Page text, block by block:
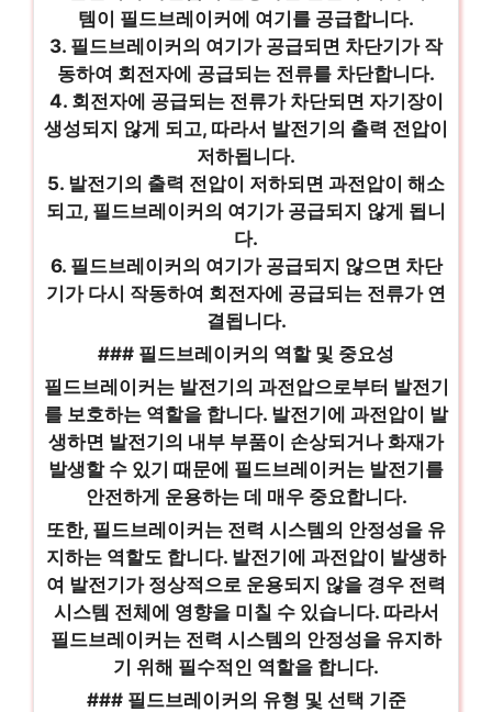
템이 필드브레이커에 여기를 공급합니다.
3. 필드브레이커의 여기가 공급되면 차단기가 작
동하여 회전자에 공급되는 전류를 차단합니다.
4. 회전자에 공급되는 전류가 차단되면 자기장이
생성되지 않게 되고, 따라서 발전기의 출력 전압이
저하됩니다.
5. 발전기의 출력 전압이 저하되면 과전압이 해소
되고, 필드브레이커의 여기가 공급되지 않게 됩니
다.
6. 필드브레이커의 여기가 공급되지 않으면 차단
기가 다시 작동하여 회전자에 공급되는 전류가 연
결됩니다.
### 필드브레이커의 역할 및 중요성
필드브레이커는 발전기의 과전압으로부터 발전기
를 보호하는 역할을 합니다. 발전기에 과전압이 발
생하면 발전기의 내부 부품이 손상되거나 화재가
발생할 수 있기 때문에 필드브레이커는 발전기를
안전하게 운용하는 데 매우 중요합니다.
또한, 필드브레이커는 전력 시스템의 안정성을 유
지하는 역할도 합니다. 발전기에 과전압이 발생하
여 발전기가 정상적으로 운용되지 않을 경우 전력
시스템 전체에 영향을 미칠 수 있습니다. 따라서
필드브레이커는 전력 시스템의 안정성을 유지하
기 위해 필수적인 역할을 합니다.
### 필드브레이커의 유형 및 선택 기준